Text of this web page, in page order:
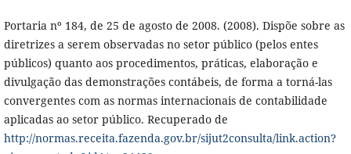
Portaria nº 184, de 25 de agosto de 2008. (2008). Dispõe sobre as
diretrizes a serem observadas no setor público (pelos entes
públicos) quanto aos procedimentos, práticas, elaboração e
divulgação das demonstrações contábeis, de forma a torná-las
convergentes com as normas internacionais de contabilidade
aplicadas ao setor público. Recuperado de
http://normas.receita.fazenda.gov.br/sijut2consulta/link.action?